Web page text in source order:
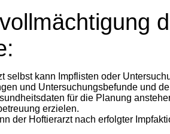
selbst kann Impflisten oder
und Untersuchungsbefunde und
für die Planung
erzielen.
der Hoftierarzt nach erfolgter